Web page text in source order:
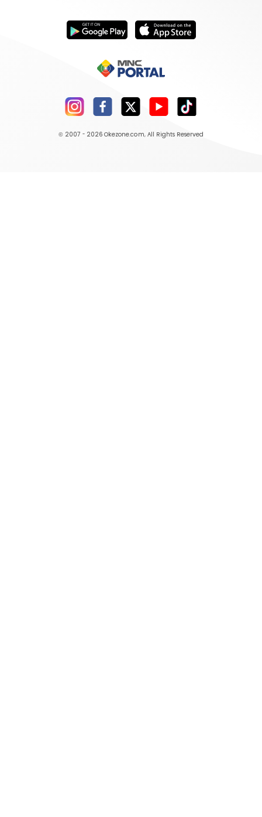
© 2007 - 2026 Okezone.com, All Rights Reserved